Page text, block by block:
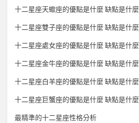
十二星座天蠍座的優點是什麼 缺點是什麼
十二星座雙子座的優點是什麼 缺點是什麼
十二星座處女座的優點是什麼 缺點是什麼
十二星座金牛座的優點是什麼 缺點是什麼
十二星座白羊座的優點是什麼 缺點是什麼
十二星座巨蟹座的優點是什麼 缺點是什麼
最精準的十二星座性格分析